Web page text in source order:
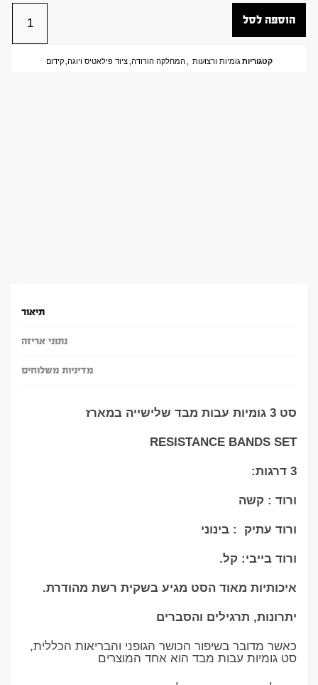
הוספה לסל
קטגוריות גומיות ורצועות ,המחלקה הורודה,ציוד פילאטיס ויוגה,קידום
תיאור
נתוני אריזה
מדיניות משלוחים
סט 3 גומיות עבות מבד שלישייה במארז
RESISTANCE BANDS SET
3 דרגות:
ורוד : קשה
ורוד עתיק : בינוני
ורוד בייבי: קל.
איכותיות מאוד הסט מגיע בשקית רשת מהודרת.
יתרונות, תרגילים והסברים
כאשר מדובר בשיפור הכושר הגופני והבריאות הכללית,
סט גומיות עבות מבד הוא אחד המוצרים